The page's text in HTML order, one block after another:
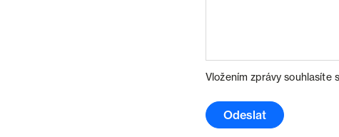
Vložením zprávy souhlasíte
Odeslat